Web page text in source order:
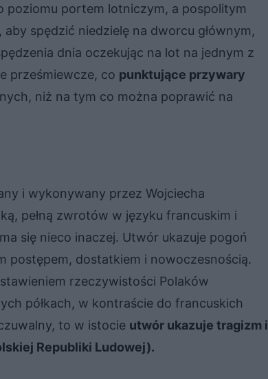
portem lotniczym, a pospolitym
spędzić niedzielę na dworcu głównym,
dnia oczekując na lot na jednym z
prześmiewcze, co punktujące przywary
niż na tym co można poprawić na
i wykonywany przez Wojciecha
pełną zwrotów w języku francuskim i
się nieco inaczej. Utwór ukazuje pogoń
postępem, dostatkiem i nowoczesnością.
rzeczywistości Polaków
półkach, w kontraście do francuskich
to w istocie utwór ukazuje tragizm i
Republiki Ludowej).